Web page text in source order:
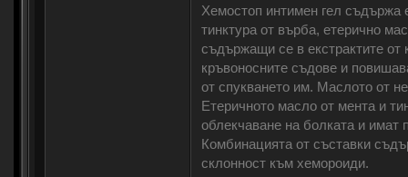
Хемостоп интимен гел съдържа
тинктура от върба, етерично
съдържащи се в екстрактите от
кръвоносните съдове и
от спукването им. Маслото от
Етеричното масло от мента и
облекчаване на болката и
Комбинацията от съставки
склонност към хемороиди.